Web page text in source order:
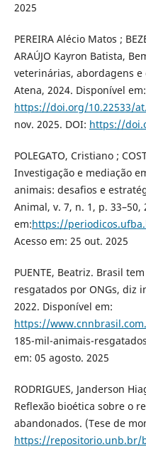
2025
PEREIRA Alécio Matos ;
ARAÚJO Kayron Batista,
veterinárias, abordagens e
Atena, 2024. Disponível em:
https://doi.org/10.22533/
nov. 2025. DOI: https://
POLEGATO, Cristiano ;
Investigação e mediação
animais: desafios e
Animal, v. 7, n. 1, p. 33–50,
em:https://
Acesso em: 25 out. 2025
PUENTE, Beatriz. Brasil
resgatados por ONGs, diz
2022. Disponível em:
https://
185-mil-animais-
em: 05 agosto. 2025
RODRIGUES, Janderson
Reflexão bioética sobre o
abandonados. (Tese de
https://repositorio.unb.br/